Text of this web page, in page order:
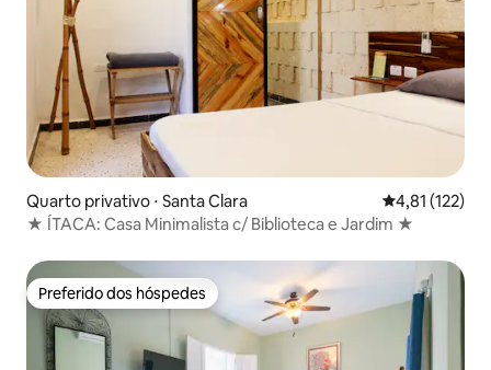
Quarto privativo ⋅ Santa Clara 4,81 de uma
4,81 (122)
★ ÍTACA: Casa Minimalista c/ Biblioteca e Jardim ★
Preferido dos hóspedes
Preferido dos hóspedes